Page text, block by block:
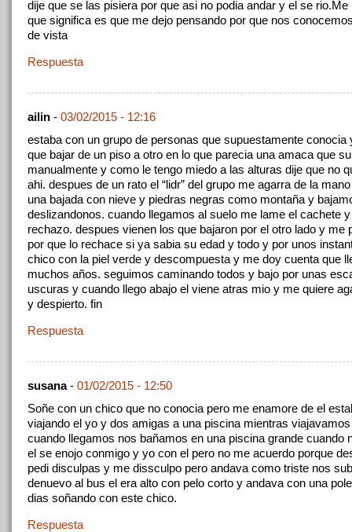
dije que se las pisiera por que asi no podia andar y el se rio.Me
que significa es que me dejo pensando por que nos
de vista
Respuesta
ailin - 03/02/2015 - 12:16
estaba con un grupo de personas que supuestamente conocia
que bajar de un piso a otro en lo que parecia una amaca que
manualmente y como le tengo miedo a las alturas dije que no
ahi. despues de un rato el “lidr” del grupo me agarra de la
una bajada con nieve y piedras negras como montaña y
deslizandonos. cuando llegamos al suelo me lame el cachete
rechazo. despues vienen los que bajaron por el otro lado y me
por que lo rechace si ya sabia su edad y todo y por unos
chico con la piel verde y descompuesta y me doy cuenta que
muchos años. seguimos caminando todos y bajo por unas
uscuras y cuando llego abajo el viene atras mio y me quiere
y despierto. fin
Respuesta
susana- 01/02/2015 - 12:50
Soñe con un chico que no conocia pero me enamore de el
viajando el yo y dos amigas a una piscina mientras
cuando llegamos nos bañamos en una piscina grande cuando
el se enojo conmigo y yo con el pero no me acuerdo porque
pedi disculpas y me dissculpo pero andava como triste nos
denuevo al bus el era alto con pelo corto y andava con una
dias soñando con este chico.
Respuesta